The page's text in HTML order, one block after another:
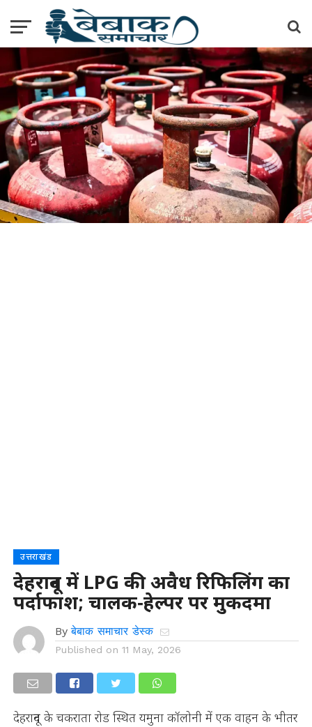
उत्तराखंड
देहरादून में LPG की अवैध रिफिलिंग का
पर्दाफाश; चालक‑हेल्पर पर मुकदमा
By बेबाक समाचार डेस्क
Published on 11 May, 2026
देहरादून के चकराता रोड स्थित यमुना कॉलोनी में एक वाहन के भीतर